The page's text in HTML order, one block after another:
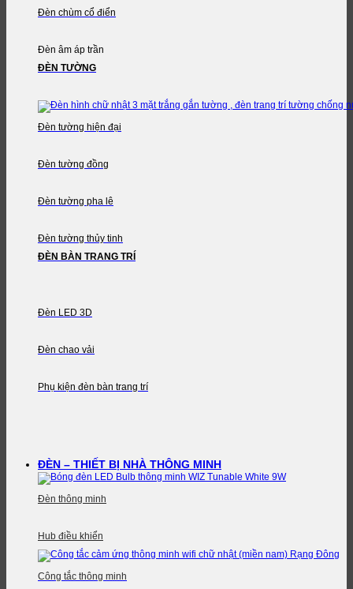
Đèn chùm cổ điển
Đèn âm áp trần
ĐÈN TƯỜNG
Đèn tường hiện đại
Đèn tường đồng
Đèn tường pha lê
Đèn tường thủy tinh
ĐÈN BÀN TRANG TRÍ
Đèn LED 3D
Đèn chao vải
Phụ kiện đèn bàn trang trí
ĐÈN – THIẾT BỊ NHÀ THÔNG MINH
Đèn thông minh
Hub điều khiển
Công tắc thông minh